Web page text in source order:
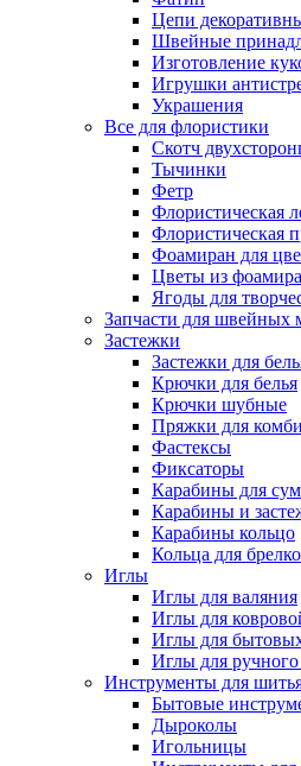
Цепи
Швейные
Изготовление
Игрушки
Украшения
Все для флористики
Скотч
Тычинки
Фетр
Флористическая
Флористическая
Фоамиран для
Цветы из
Ягоды для
Запчасти для швейных
Застежки
Застежки для
Крючки для белья
Крючки шубные
Пряжки для
Фастексы
Фиксаторы
Карабины для
Карабины и
Карабины кольцо
Кольца для
Иглы
Иглы для валяния
Иглы для
Иглы для
Иглы для
Инструменты для
Бытовые
Дыроколы
Игольницы